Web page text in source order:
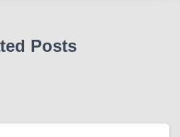
Posts